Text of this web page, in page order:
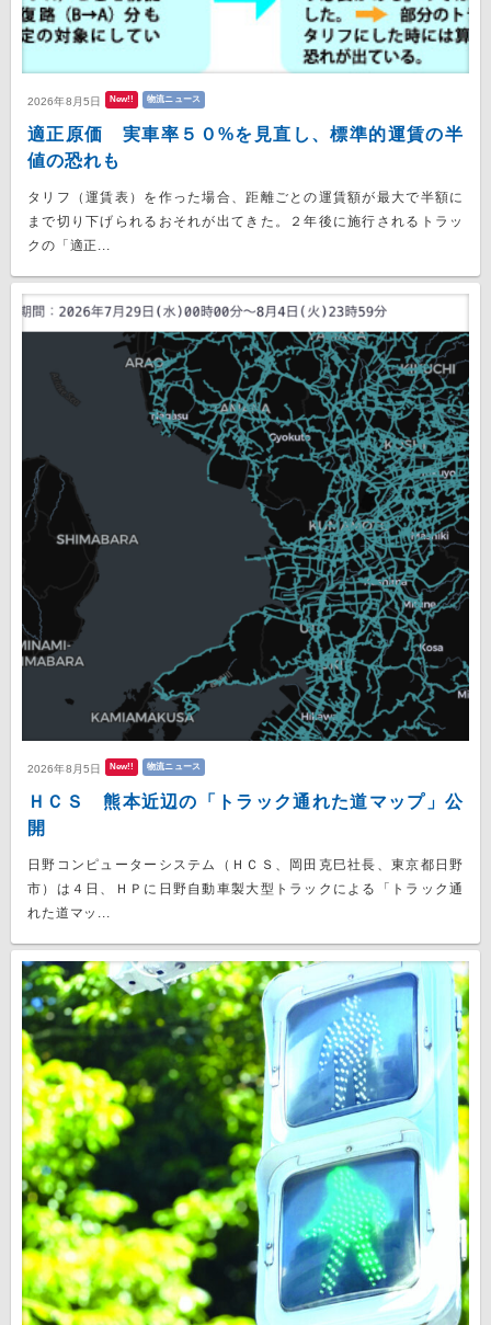
2026年8月5日 New!! 物流ニュース
適正原価 実車率５０%を見直し、標準的運賃の半
値の恐れも
タリフ（運賃表）を作った場合、距離ごとの運賃額が最大で半額に
まで切り下げられるおそれが出てきた。２年後に施行されるトラッ
クの「適正...
2026年8月5日 New!! 物流ニュース
ＨＣＳ 熊本近辺の「トラック通れた道マップ」公
開
日野コンピューターシステム（ＨＣＳ、岡田克巳社長、東京都日野
市）は４日、ＨＰに日野自動車製大型トラックによる「トラック通
れた道マッ...